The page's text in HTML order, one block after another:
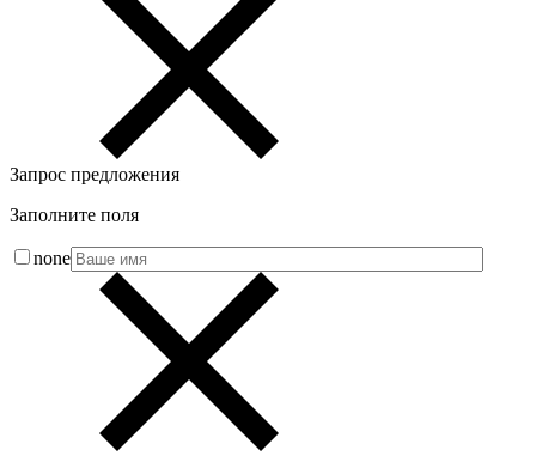
Запрос предложения
Заполните поля
none